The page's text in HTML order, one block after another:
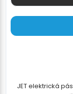
JET elektrická